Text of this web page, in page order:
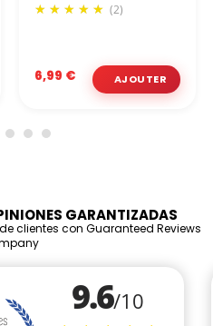
(2)
6,99 €
GARANTIZADAS
clientes con Guaranteed Reviews